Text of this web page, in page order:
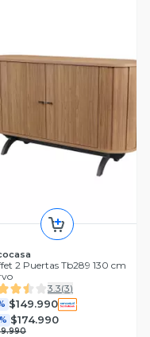
2 Puertas Tb289 130 cm
3.3(3)
$149.990
$174.990